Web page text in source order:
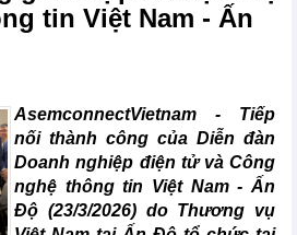
tin Việt Nam - Ấn
AsemconnectVietnam - Tiếp
nối thành công của Diễn đàn
Doanh nghiệp điện tử và Công
nghệ thông tin Việt Nam - Ấn
Độ (23/3/2026) do Thương vụ